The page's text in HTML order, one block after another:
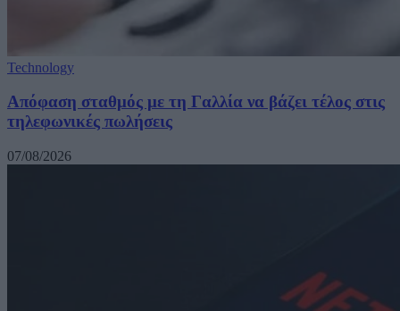
Technology
Απόφαση σταθμός με τη Γαλλία να βάζει τέλος στις
τηλεφωνικές πωλήσεις
07/08/2026